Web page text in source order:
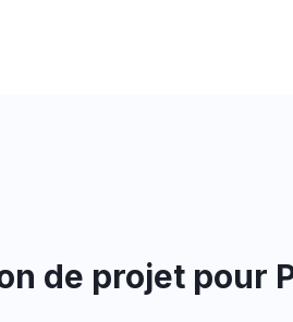
de projet pour